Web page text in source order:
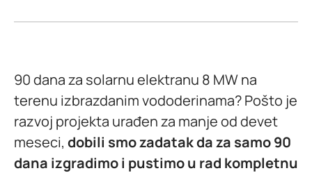
90 dana za solarnu elektranu 8 MW na
terenu izbrazdanim vododerinama? Pošto je
razvoj projekta urađen za manje od devet
meseci, dobili smo zadatak da za samo 90
dana izgradimo i pustimo u rad kompletnu